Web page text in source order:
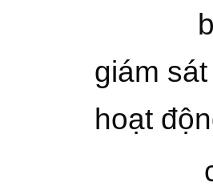
b) Vai
giám
hoạt
c)